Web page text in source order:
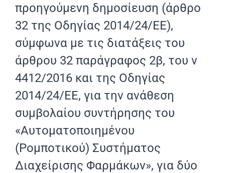
προηγούμενη δημοσίευση (άρθρο
32 της Οδηγίας 2014/24/ΕΕ),
σύμφωνα με τις διατάξεις του
άρθρου 32 παράγραφος 2β, του ν
4412/2016 και της Οδηγίας
2014/24/ΕΕ, για την ανάθεση
συμβολαίου συντήρησης του
«Αυτοματοποιημένου
(Ρομποτικού) Συστήματος
Διαχείρισης Φαρμάκων», για δύο